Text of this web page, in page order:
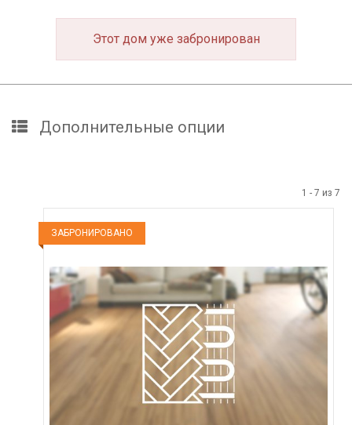
Этот дом уже забронирован
Дополнительные опции
1 - 7 из 7
ЗАБРОНИРОВАНО